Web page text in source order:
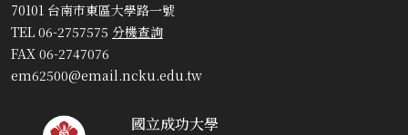
70101 台南市東區大學路一號
TEL 06-2757575 分機查詢
FAX 06-2747076
em62500@email.ncku.edu.tw
國立成功大學